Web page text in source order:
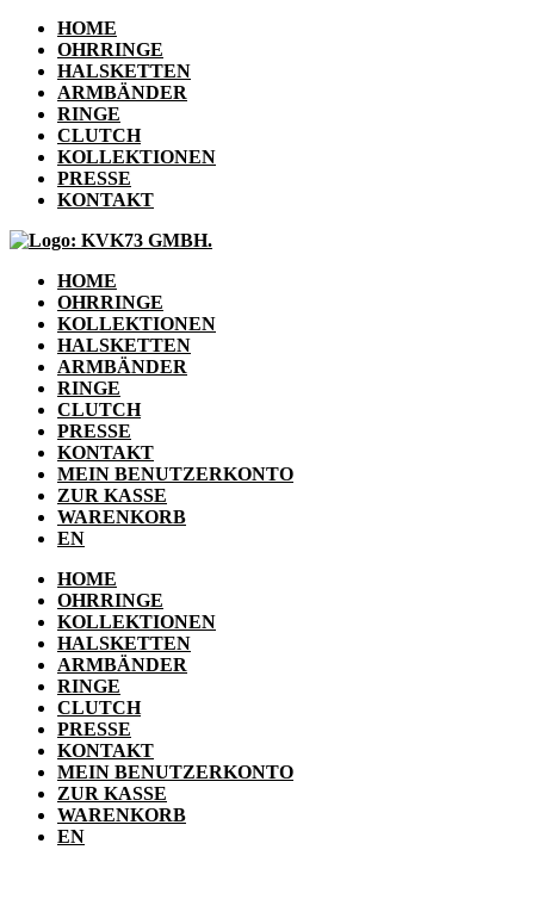
HOME
OHRRINGE
HALSKETTEN
ARMBÄNDER
RINGE
CLUTCH
KOLLEKTIONEN
PRESSE
KONTAKT
HOME
OHRRINGE
KOLLEKTIONEN
HALSKETTEN
ARMBÄNDER
RINGE
CLUTCH
PRESSE
KONTAKT
MEIN BENUTZERKONTO
ZUR KASSE
WARENKORB
EN
HOME
OHRRINGE
KOLLEKTIONEN
HALSKETTEN
ARMBÄNDER
RINGE
CLUTCH
PRESSE
KONTAKT
MEIN BENUTZERKONTO
ZUR KASSE
WARENKORB
EN